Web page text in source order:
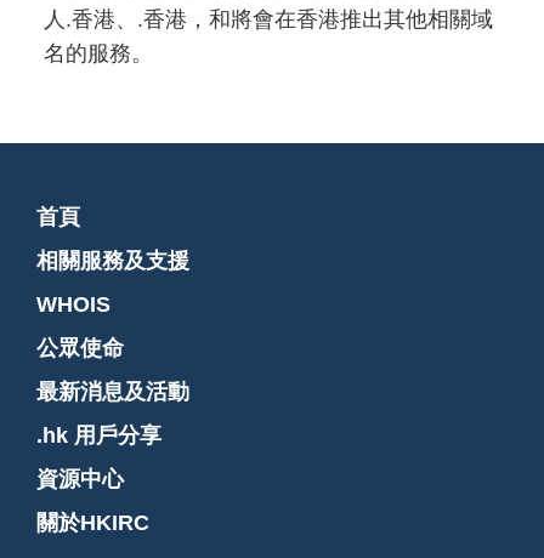
人.香港、.香港，和將會在香港推出其他相關域
名的服務。
首頁
相關服務及支援
WHOIS
公眾使命
最新消息及活動
.hk 用戶分享
資源中心
關於HKIRC